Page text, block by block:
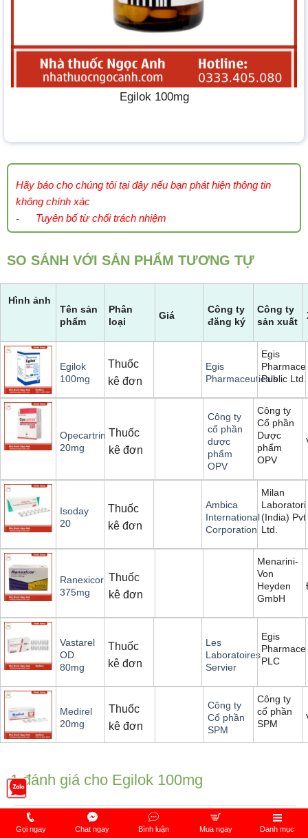
Egilok 100mg
Hãy báo cho chúng tôi tại đây nếu bạn phát hiện thông tin
không chính xác
- Tuyên bố từ chối trách nhiệm
SO SÁNH VỚI SẢN PHẨM TƯƠNG TỰ
Hình ảnh
Tên sản
phẩm
Phân
loại
Giá
Công ty
đăng ký
Công ty
sản xuất
Egilok
100mg
Thuốc
kê đơn
Egis
Pharmaceuticals
Egis
Public
Opecartrim
20mg
Thuốc
kê đơn
Công ty
cổ phần
dược
phẩm
OPV
Công ty
Cổ phần
Dược
phẩm
OPV
Isoday
20
Thuốc
kê đơn
Ambica
International
Corporation
Milan
(India) Pvt.
Ltd.
Ranexicor
375mg
Thuốc
kê đơn
Menarini-
Von
Heyden
GmbH
Vastarel
OD
80mg
Thuốc
kê đơn
Les
Laboratoires
Servier
Egis
PLC
Medirel
20mg
Thuốc
kê đơn
Công ty
Cổ phần
SPM
Công ty
cổ phần
SPM
1 đánh giá cho Egilok 100mg
5,0
Gọi ngay Chat ngay Bình luận Mua ngay Danh mục